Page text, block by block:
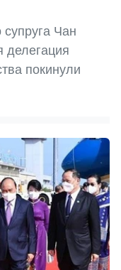
Чан
делегация
покинули